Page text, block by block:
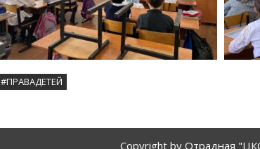
#ПРАВАДЕТЕЙ
Copyright by Отрадная